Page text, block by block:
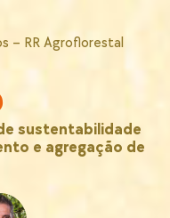
– RR Agroflorestal
sustentabilidade
e agregação de